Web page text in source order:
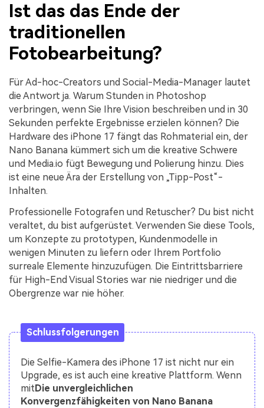
Ist das das Ende der
traditionellen
Fotobearbeitung?
Für Ad-hoc-Creators und Social-Media-Manager lautet
die Antwort ja. Warum Stunden in Photoshop
verbringen, wenn Sie Ihre Vision beschreiben und in 30
Sekunden perfekte Ergebnisse erzielen können? Die
Hardware des iPhone 17 fängt das Rohmaterial ein, der
Nano Banana kümmert sich um die kreative Schwere
und Media.io fügt Bewegung und Polierung hinzu. Dies
ist eine neue Ära der Erstellung von „Tipp-Post“-
Inhalten.
Professionelle Fotografen und Retuscher? Du bist nicht
veraltet, du bist aufgerüstet. Verwenden Sie diese Tools,
um Konzepte zu prototypen, Kundenmodelle in
wenigen Minuten zu liefern oder Ihrem Portfolio
surreale Elemente hinzuzufügen. Die Eintrittsbarriere
für High-End Visual Stories war nie niedriger und die
Obergrenze war nie höher.
Schlussfolgerungen
Die Selfie-Kamera des iPhone 17 ist nicht nur ein
Upgrade, es ist auch eine kreative Plattform. Wenn
mitDie unvergleichlichen
Konvergenzfähigkeiten von Nano Banana